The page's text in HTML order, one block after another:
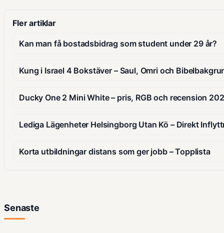
Fler artiklar
Kan man få bostadsbidrag som student under 29 år?
Kung i Israel 4 Bokstäver – Saul, Omri och
Ducky One 2 Mini White – pris, RGB och recension
Lediga Lägenheter Helsingborg Utan Kö – Direkt
Korta utbildningar distans som ger jobb – Topplista
Senaste